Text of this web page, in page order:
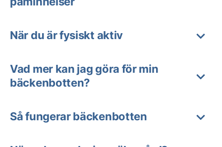
När du är fysiskt aktiv
Vad mer kan jag göra för min
bäckenbotten?
Så fungerar bäckenbotten